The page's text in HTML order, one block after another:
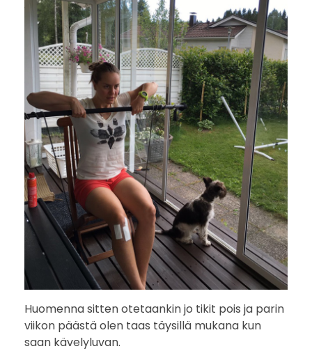
Huomenna sitten otetaankin jo tikit pois ja parin
viikon päästä olen taas täysillä mukana kun
saan kävelyluvan.